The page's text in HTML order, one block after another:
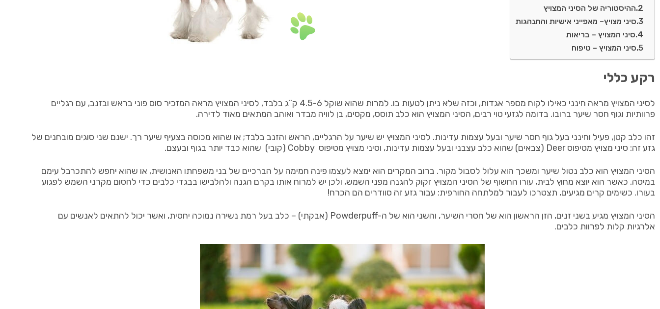
ההיסטוריה של הסיני המצויץ
סיני מצויץ– מאפייני אישיות והתנהגות
סיני המצויץ – בריאות
סיני המצויץ – טיפוח
רקע כללי
לסיני המצויץ מראה חינני כאילו לקוח מספר אגדות, וכזה שלא ניתן לטעות בו. למרות שהוא שוקל 4.5-6 ק”ג בלבד, לסיני המצויץ מראה המזכיר סוס פוני בראש ובזנב, עם רגליים
פרוותיות וגוף חסר שיער ברובו. בדומה לגזעי טוי רבים, הסיני המצויץ הוא כלב תוסס, מקסים, בן לוויה מבדר ואוהב המתאים מאוד לדירה.
זהו כלב קטן, פעיל וחינני בעל גוף חסר שיער ובעל עצמות עדינות. לסיני המצויץ יש שיער על הרגליים, הראש והזנב בלבד; או שהוא מכוסה בצעיף שיער רך. ישנם שני סוגים מובחנים של
גזע זה: סיני מצויץ מטיפוס Deer (צבאים) שהוא כלב עצבני ובעל עצמות עדינות, וסיני מצויץ מטיפוס Cobby (קובי) שהוא כבד יותר בגוף ובעצם.
הסיני המצויץ הוא כלב נטול שיער ומשכך הוא עלול לסבול מקור. ברוב המקרים הוא ימצא לעצמו פינה חמימה על הברכיים של בני משפחתו האנושית, או שהוא יחפש להתכרבל עימם
במיטה. כאשר הוא יוצא מחוץ לבית, עורו החשוף של הסיני המצויץ זקוק להגנה מפני השמש, ולכן יש למרוח אותו בקרם הגנה ולהלבישו בבגדי כלבים כדי לחסום מקרני השמש לפגוע
בעורו. כשימים קרים מגיעים, תצטרכו לעבור למלתחה החורפית: עבור גזע זה סוודרים הם הכרח!
הסיני המצויץ מגיע בשני זנים, הזן הראשון הוא של חסרי השיער, והשני הוא של ה-Powderpuff (אבקתי) – כלב בעל רמת נשירה נמוכה יחסית, ואשר יכול להתאים לאנשים עם
אלרגיות קלות לפרוות כלבים.